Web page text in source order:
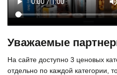
Уважаемые
На сайте доступно 3 ценовых
отдельно по каждой категории,